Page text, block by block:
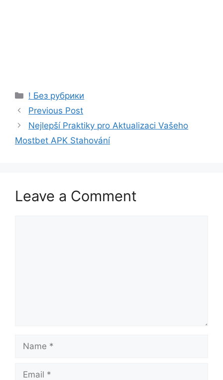
Categories
! Без рубрики
Previous Post
Nejlepší Praktiky pro Aktualizaci Vašeho
Mostbet APK Stahování
Leave a Comment